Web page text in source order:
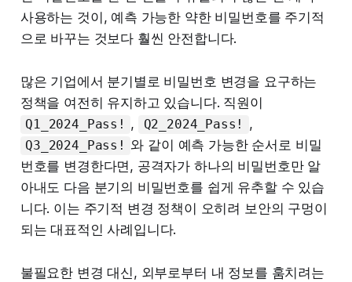
사용하는 것이, 예측 가능한 약한 비밀번호를 주기적
으로 바꾸는 것보다 훨씬 안전합니다.
많은 기업에서 분기별로 비밀번호 변경을 요구하는
정책을 여전히 유지하고 있습니다. 직원이
Q1_2024_Pass! , Q2_2024_Pass! ,
Q3_2024_Pass! 와 같이 예측 가능한 순서로 비밀
번호를 변경한다면, 공격자가 하나의 비밀번호만 알
아내도 다음 분기의 비밀번호를 쉽게 유추할 수 있습
니다. 이는 주기적 변경 정책이 오히려 보안의 구멍이
되는 대표적인 사례입니다.
불필요한 변경 대신, 외부로부터 내 정보를 훔치려는